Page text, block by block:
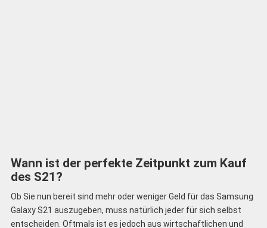
Wann ist der perfekte Zeitpunkt zum Kauf
des S21?
Ob Sie nun bereit sind mehr oder weniger Geld für das Samsung
Galaxy S21 auszugeben, muss natürlich jeder für sich selbst
entscheiden. Oftmals ist es jedoch aus wirtschaftlichen und